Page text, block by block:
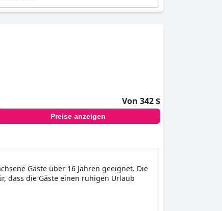
Von 342 $
Preise anzeigen
Gäste über 16 Jahren geeignet. Die
dass die Gäste einen ruhigen Urlaub